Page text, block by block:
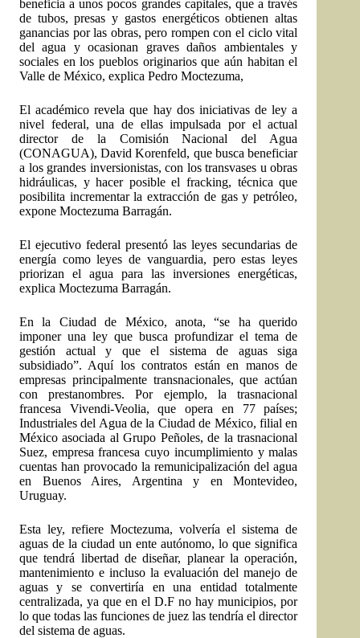
beneficia a unos pocos grandes capitales, que a través
de tubos, presas y gastos energéticos obtienen altas
ganancias por las obras, pero rompen con el ciclo vital
del agua y ocasionan graves daños ambientales y
sociales en los pueblos originarios que aún habitan el
Valle de México, explica Pedro Moctezuma,
El académico revela que hay dos iniciativas de ley a
nivel federal, una de ellas impulsada por el actual
director de la Comisión Nacional del Agua
(CONAGUA), David Korenfeld, que busca beneficiar
a los grandes inversionistas, con los transvases u obras
hidráulicas, y hacer posible el fracking, técnica que
posibilita incrementar la extracción de gas y petróleo,
expone Moctezuma Barragán.
El ejecutivo federal presentó las leyes secundarias de
energía como leyes de vanguardia, pero estas leyes
priorizan el agua para las inversiones energéticas,
explica Moctezuma Barragán.
En la Ciudad de México, anota, “se ha querido
imponer una ley que busca profundizar el tema de
gestión actual y que el sistema de aguas siga
subsidiado”. Aquí los contratos están en manos de
empresas principalmente transnacionales, que actúan
con prestanombres. Por ejemplo, la trasnacional
francesa Vivendi-Veolia, que opera en 77 países;
Industriales del Agua de la Ciudad de México, filial en
México asociada al Grupo Peñoles, de la trasnacional
Suez, empresa francesa cuyo incumplimiento y malas
cuentas han provocado la remunicipalización del agua
en Buenos Aires, Argentina y en Montevideo,
Uruguay.
Esta ley, refiere Moctezuma, volvería el sistema de
aguas de la ciudad un ente autónomo, lo que significa
que tendrá libertad de diseñar, planear la operación,
mantenimiento e incluso la evaluación del manejo de
aguas y se convertiría en una entidad totalmente
centralizada, ya que en el D.F no hay municipios, por
lo que todas las funciones de juez las tendría el director
del sistema de aguas.